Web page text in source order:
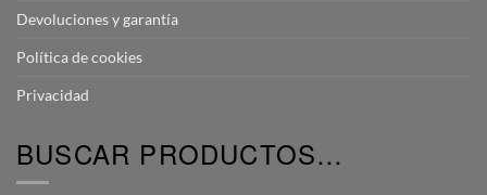
Devoluciones y garantía
Política de cookies
Privacidad
BUSCAR PRODUCTOS…